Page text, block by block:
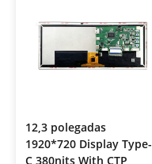
12,3 polegadas
1920*720 Display Type-
C 380nits With CTP